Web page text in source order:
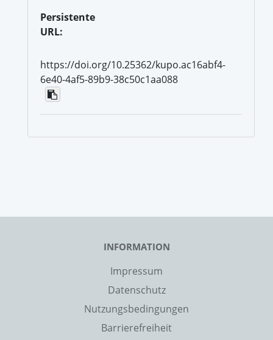
Persistente
URL:
https://doi.org/10.25362/kupo.ac16abf4-
6e40-4af5-89b9-38c50c1aa088
INFORMATION
Impressum
Datenschutz
Nutzungsbedingungen
Barrierefreiheit